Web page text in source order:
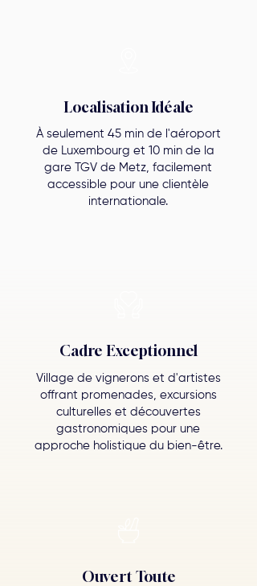
Localisation Idéale
À seulement 45 min de l'aéroport
de Luxembourg et 10 min de la
gare TGV de Metz, facilement
accessible pour une clientèle
internationale.
Cadre Exceptionnel
Village de vignerons et d'artistes
offrant promenades, excursions
culturelles et découvertes
gastronomiques pour une
approche holistique du bien-être.
Ouvert Toute